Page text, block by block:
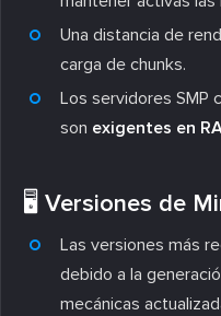
Una distancia de
carga de chunks.
Los servidores SMP
son exigentes en
🖥️ Versiones de
Las versiones más
debido a la
mecánicas